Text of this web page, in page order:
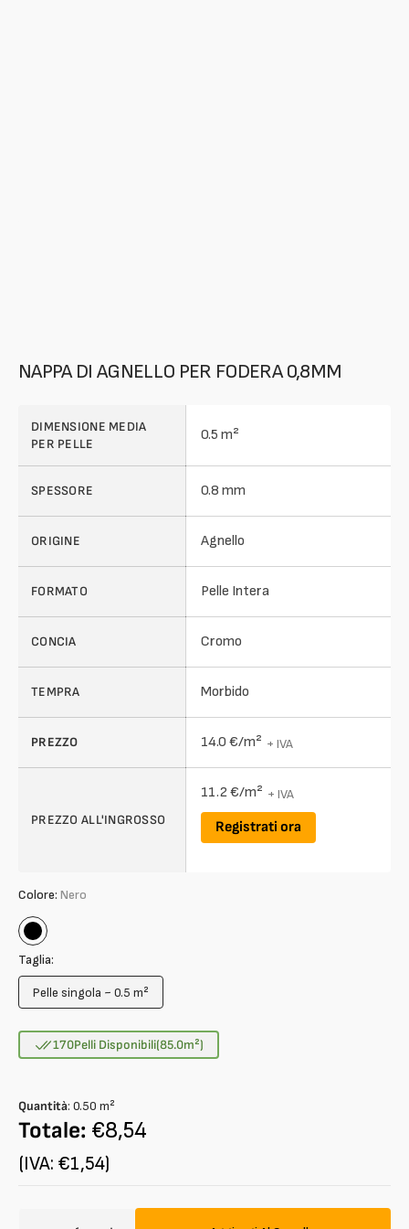
NAPPA DI AGNELLO PER FODERA 0,8MM
DIMENSIONE MEDIA
PER PELLE
0.5 m²
SPESSORE 0.8 mm
ORIGINE Agnello
FORMATO Pelle Intera
CONCIA Cromo
TEMPRA Morbido
PREZZO 14.0 €/m² + IVA
PREZZO ALL'INGROSSO
11.2 €/m² + IVA
Registrati ora
Colore: Nero
Nero
Taglia:
Pelle singola ~ 0.5 m²
Variante
o
non
170Pelli Disponibili(85.0m²)
Quantità: 0.50 m²
Totale: €8,54
(IVA: €1,54)